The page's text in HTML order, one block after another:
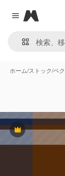
Close menu
Magnific
ホーム/ストック/ベ
Premium